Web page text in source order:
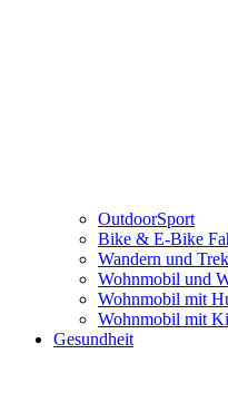
OutdoorSport
Bike & E-Bike
Wandern und
Wohnmobil und
Wohnmobil mit
Wohnmobil mit
Gesundheit